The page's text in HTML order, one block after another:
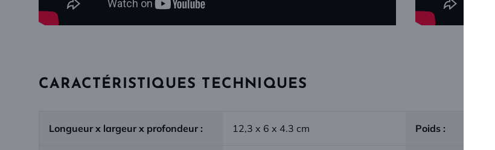
CARACTÉRISTIQUES TECHNIQUES
Longueur x largeur x profondeur : 12,3 x 6 x 4.3 cm Poids :